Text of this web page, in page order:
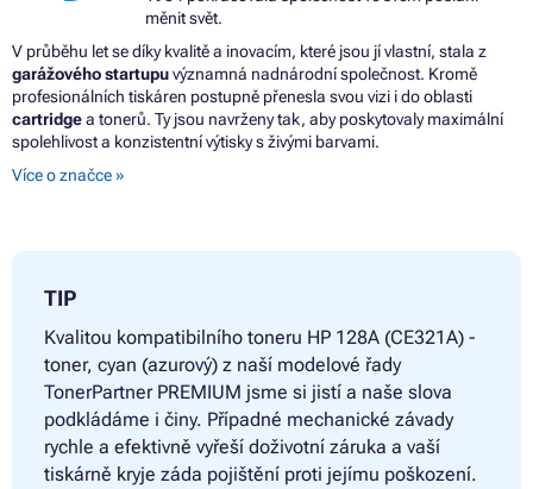
měnit svět.
V průběhu let se díky kvalitě a inovacím, které jsou jí vlastní, stala z
garážového startupuvýznamná nadnárodní společnost. Kromě
profesionálních tiskáren postupně přenesla svou vizi i do oblasti
cartridgea tonerů. Ty jsou navrženy tak, aby poskytovaly maximální
spolehlivost a konzistentní výtisky s živými barvami.
Více o značce »
TIP
Kvalitou kompatibilního toneru HP 128A (CE321A) -
toner, cyan (azurový) z naší modelové řady
TonerPartner PREMIUM jsme si jistí a naše slova
podkládáme i činy. Případné mechanické závady
rychle a efektivně vyřeší doživotní záruka a vaší
tiskárně kryje záda pojištění proti jejímu poškození.